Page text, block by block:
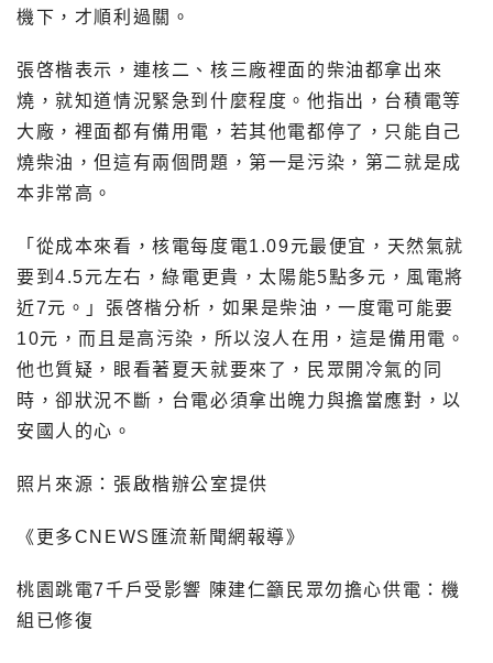
機下，才順利過關。
張啓楷表示，連核二、核三廠裡面的柴油都拿出來
燒，就知道情況緊急到什麼程度。他指出，台積電等
大廠，裡面都有備用電，若其他電都停了，只能自己
燒柴油，但這有兩個問題，第一是污染，第二就是成
本非常高。
「從成本來看，核電每度電1.09元最便宜，天然氣就
要到4.5元左右，綠電更貴，太陽能5點多元，風電將
近7元。」張啓楷分析，如果是柴油，一度電可能要
10元，而且是高污染，所以沒人在用，這是備用電。
他也質疑，眼看著夏天就要來了，民眾開冷氣的同
時，卻狀況不斷，台電必須拿出魄力與擔當應對，以
安國人的心。
照片來源：張啟楷辦公室提供
《更多CNEWS匯流新聞網報導》
桃園跳電7千戶受影響 陳建仁籲民眾勿擔心供電：機
組已修復